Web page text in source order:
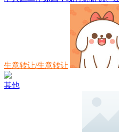
生意转让/生意转让
其他